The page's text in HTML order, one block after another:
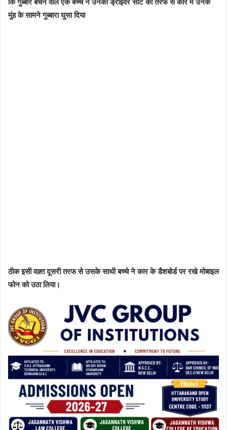
मुंह के सामने गुब्बारा घुसा दिया
ठीक इसी वक़्त दूसरी तरफ से उसके साथी बच्चे ने कार के डैशबोर्ड पर रखे मोबाइल
फोन को उठा लिया।